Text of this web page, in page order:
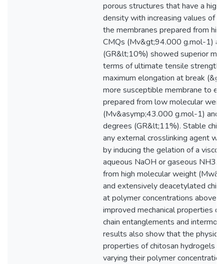
porous structures that have a
density with increasing values of
the membranes prepared from
CMQs (Mv&gt;94.000 g.mol-1)
(GR&lt;10%) showed superior
terms of ultimate tensile strength
maximum elongation at break
more susceptible membrane to
prepared from low molecular
(Mv&asymp;43.000 g.mol-1) and
degrees (GR&lt;11%). Stable
any external crosslinking agent
by inducing the gelation of a
aqueous NaOH or gaseous NH3.
from high molecular weight
and extensively deacetylated
at polymer concentrations above
improved mechanical properties
chain entanglements and
results also show that the
properties of chitosan hydrogels
varying their polymer